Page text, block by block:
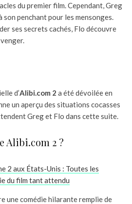
du premier film. Cependant, Greg
penchant pour les mensonges.
ses secrets cachés, Flo découvre
d’Alibi.com 2 a été dévoilée en
un aperçu des situations cocasses
Greg et Flo dans cette suite.
Alibi.com 2 ?
2 aux États-Unis : Toutes les
du film tant attendu
une comédie hilarante remplie de